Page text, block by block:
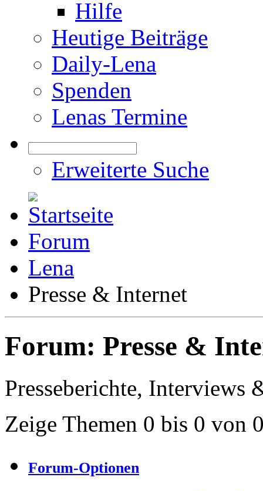
Hilfe
Heutige Beiträge
Daily-Lena
Spenden
Lenas Termine
Erweiterte Suche
Forum
Lena
Presse & Internet
Forum: Presse &
Presseberichte, Interviews
Zeige Themen 0 bis 0 von
Forum-Optionen